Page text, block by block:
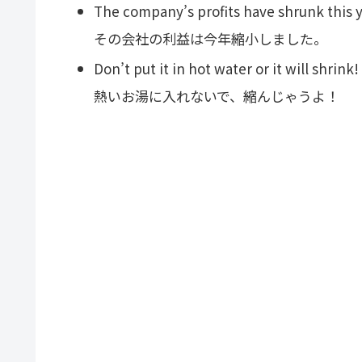
The company’s profits have shrunk this
その会社の利益は今年縮小しました。
Don’t put it in hot water or it will shrink!
熱いお湯に入れないで、縮んじゃうよ！